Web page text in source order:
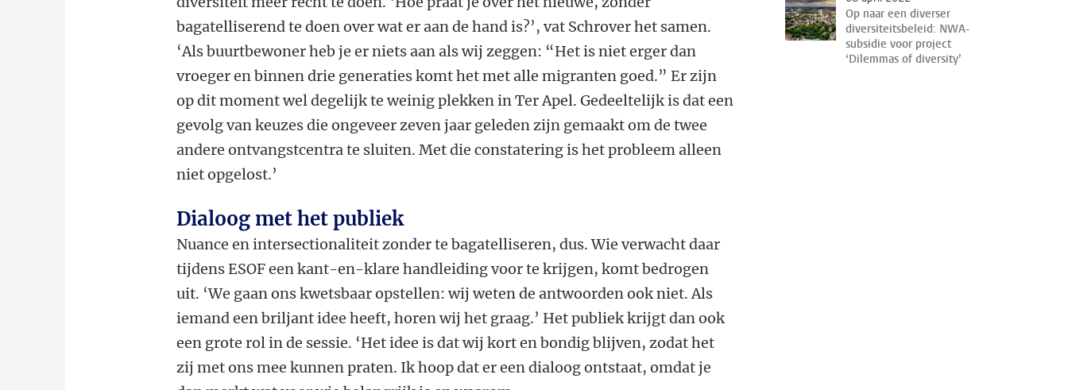
bagatelliserend te doen over wat er aan de hand is?’, vat Schrover het samen.
‘Als buurtbewoner heb je er niets aan als wij zeggen: “Het is niet erger dan
vroeger en binnen drie generaties komt het met alle migranten goed.” Er zijn
op dit moment wel degelijk te weinig plekken in Ter Apel. Gedeeltelijk is dat een
gevolg van keuzes die ongeveer zeven jaar geleden zijn gemaakt om de twee
andere ontvangstcentra te sluiten. Met die constatering is het probleem alleen
niet opgelost.’
Dialoog met het publiek
Nuance en intersectionaliteit zonder te bagatelliseren, dus. Wie verwacht daar
tijdens ESOF een kant-en-klare handleiding voor te krijgen, komt bedrogen
uit. ‘We gaan ons kwetsbaar opstellen: wij weten de antwoorden ook niet. Als
iemand een briljant idee heeft, horen wij het graag.’ Het publiek krijgt dan ook
een grote rol in de sessie. ‘Het idee is dat wij kort en bondig blijven, zodat het
zij met ons mee kunnen praten. Ik hoop dat er een dialoog ontstaat, omdat je
Op naar een diverser
diversiteitsbeleid: NWA-
subsidie voor project
‘Dilemmas of diversity’